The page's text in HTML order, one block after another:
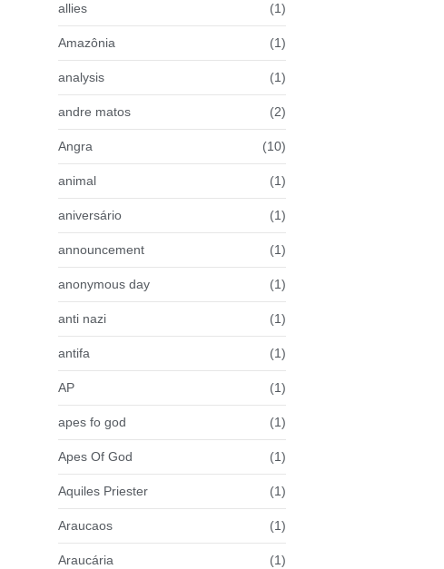
allies (1)
Amazônia (1)
analysis (1)
andre matos (2)
Angra (10)
animal (1)
aniversário (1)
announcement (1)
anonymous day (1)
anti nazi (1)
antifa (1)
AP (1)
apes fo god (1)
Apes Of God (1)
Aquiles Priester (1)
Araucaos (1)
Araucária (1)